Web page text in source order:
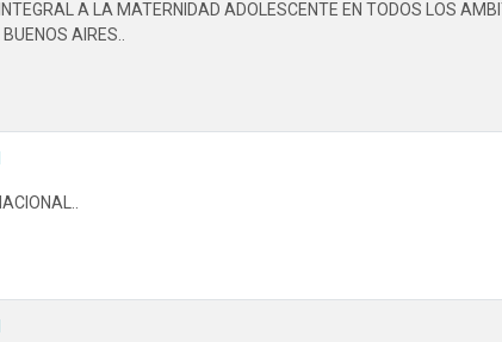
A LA MATERNIDAD ADOLESCENTE EN TODOS LOS
AIRES..